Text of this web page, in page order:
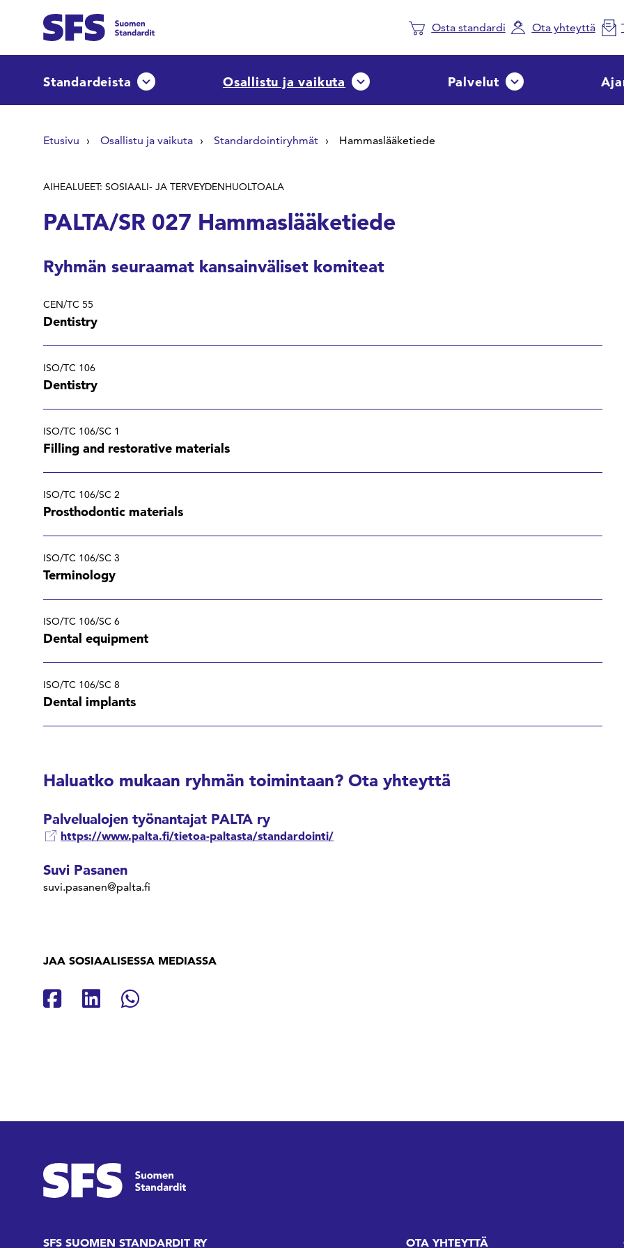
Osta standardi Ota yhteyttä
Standardeista Avaa tai sulje pudotusvalikkoOsallistu ja vaikuta Avaa tai sulje pudotusvalikko
Palvelut Avaa tai sulje
Etusivu Osallistu ja vaikuta Standardointiryhmät Hammaslääketiede
AIHEALUEET: SOSIAALI- JA TERVEYDENHUOLTOALA
PALTA/SR 027 Hammaslääketiede
Ryhmän seuraamat kansainväliset komiteat
CEN/TC 55
Dentistry
ISO/TC 106
Dentistry
ISO/TC 106/SC 1
Filling and restorative materials
ISO/TC 106/SC 2
Prosthodontic materials
ISO/TC 106/SC 3
Terminology
ISO/TC 106/SC 6
Dental equipment
ISO/TC 106/SC 8
Dental implants
Haluatko mukaan ryhmän toimintaan? Ota yhteyttä
Palvelualojen työnantajat PALTA ry
https://www.palta.fi/tietoa-paltasta/standardointi/
Suvi Pasanen
suvi.pasanen@palta.fi
JAA SOSIAALISESSA MEDIASSA
Jaa Facebookissa
Jaa Linkedinissä
Jaa Whatsappissa
SFS SUOMEN STANDARDIT RY OTA YHTEYTTÄ